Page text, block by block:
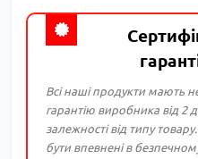
Всі наші продукти мають
гарантію виробника від 2
залежності від типу
бути впевнені в